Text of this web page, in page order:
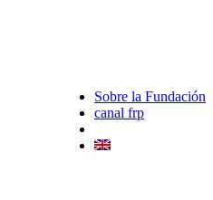
Sobre la Fundación
canal frp